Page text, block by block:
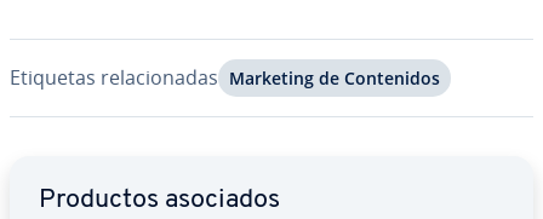
Etiquetas re­la­cio­na­das Marketing de Co­n­te­ni­dos
Productos asociados